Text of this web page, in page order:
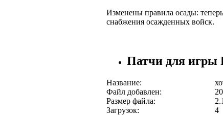
Изменены правила осады:
снабжения осажденных войск.
Патчи для игры
Название:
Файл добавлен:
Размер файла:
Загрузок:
4